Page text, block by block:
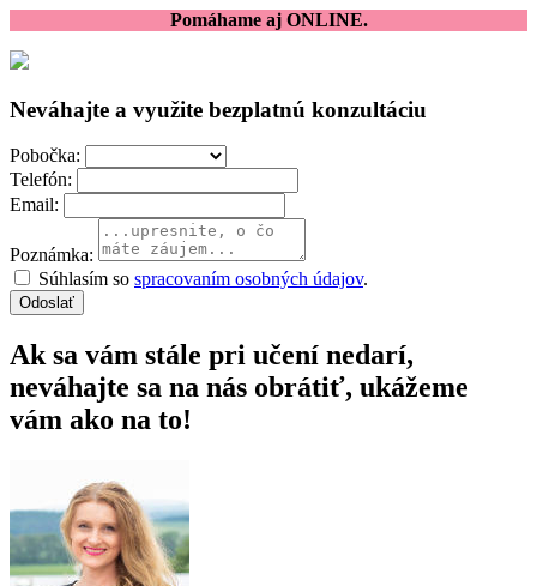
Pomáhame aj ONLINE.
Neváhajte a využite bezplatnú konzultáciu
Pobočka:
Telefón:
Email:
Poznámka:
Súhlasím so spracovaním osobných údajov.
Odoslať
Ak sa vám stále pri učení nedarí,
neváhajte sa na nás obrátiť, ukážeme
vám ako na to!